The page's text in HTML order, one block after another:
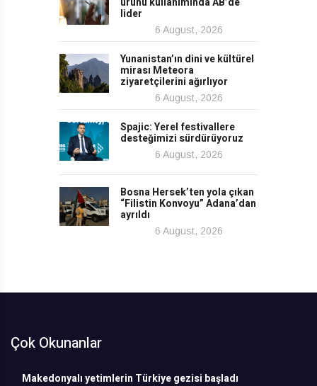
lider
6 August, 2026
Yunanistan’ın dini ve kültürel
mirası Meteora
ziyaretçilerini ağırlıyor
6 August, 2026
Spajic: Yerel festivallere
desteğimizi sürdürüyoruz
6 August, 2026
Bosna Hersek’ten yola çıkan
“Filistin Konvoyu” Adana’dan
ayrıldı
6 August, 2026
Çok Okunanlar
Makedonyalı yetimlerin Türkiye gezisi başladı